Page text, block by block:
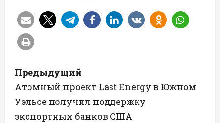
Н
а
в
Предыдущий
Атомный проект Last Energy в Южном
Уэльсе получил поддержку
экспортных банков США